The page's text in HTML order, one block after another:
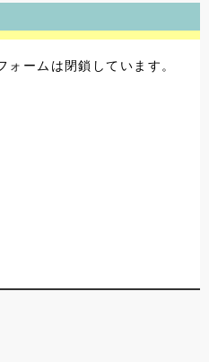
ォームは閉鎖しています。